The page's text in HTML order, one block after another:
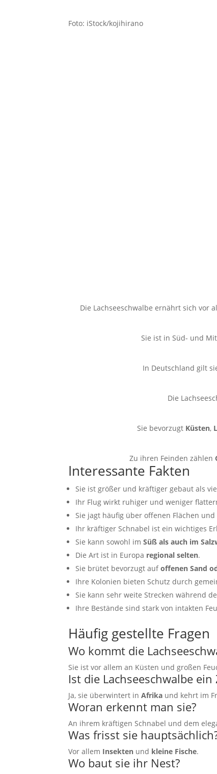
Foto: iStock/kojihirano
Die Lachseeschwalbe ernährt sich vor
Sie ist in Süd- und
In Deutschland gilt
Die
Sie bevorzugt Küsten,
Zu ihren Feinden zählen
Interessante Fakten
Sie ist größer und kräftiger gebaut als
Ihr Flug wirkt ruhiger und weniger
Sie jagt häufig über offenen Flächen
Ihr kräftiger Schnabel ist ein wichtiges
Sie kann sowohl im Süß als auch im
Die Art ist in Europa regional selten.
Sie brütet bevorzugt aufoffenen Sand
Ihre Kolonien bieten Schutz durch
Sie kann sehr weite Strecken während
Ihre Bestände sind stark von intakten
Häufig gestellte Fragen
Wo kommt die
Sie ist vor allem an Küsten und großen
Ist die Lachseeschwalbe ein
Ja, sie überwintert inAfrika und kehrt im
Woran erkennt man sie?
An ihrem kräftigen Schnabel und dem
Was frisst sie
Vor allem Insekten und kleine Fische.
Wo baut sie ihr Nest?